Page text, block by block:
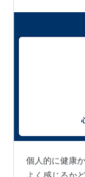
個人的に健康
よく感じるか